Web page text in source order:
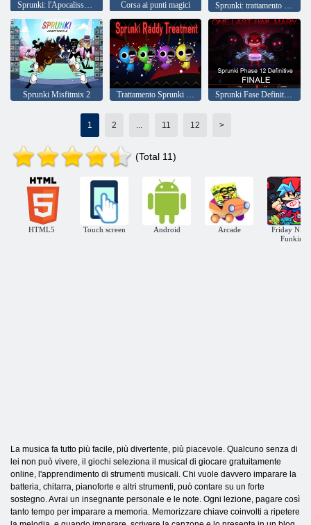
Corsa ai punti magici Sprunki: trattamento occhi rosa
Sprunki Misfitmix 2
1 2 11 12 >
(Total 11)
HTML5 Touch screen Android Arcade
Friday
Funkin
La musica fa tutto più facile, più divertente, più piacevole. Qualcuno senza di
lei non può vivere, il giochi seleziona il musical di giocare gratuitamente
online, l'apprendimento di strumenti musicali. Chi vuole davvero imparare la
batteria, chitarra, pianoforte e altri strumenti, può contare su un forte
sostegno. Avrai un insegnante personale e le note. Ogni lezione, pagare così
tanto tempo per imparare a memoria. Memorizzare chiave coinvolti a ripetere